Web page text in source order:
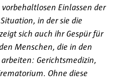
Einlassen der
in der sie die
sich auch ihr Gespür für
Menschen, die in den
Gerichtsmedizin,
Ohne diese